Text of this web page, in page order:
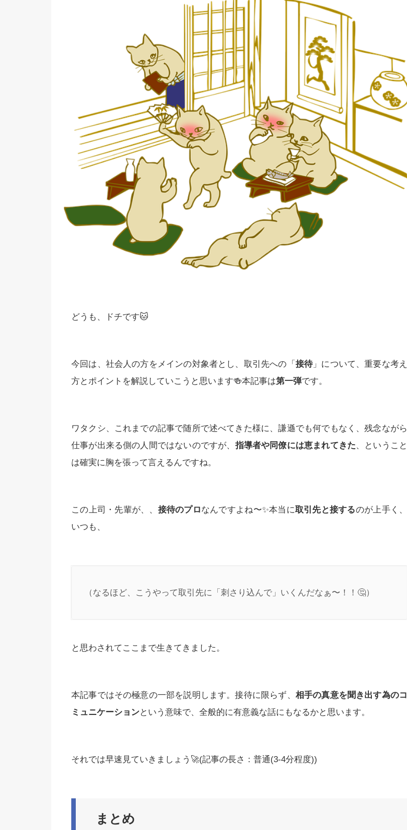
どうも、ドチです🐱
今回は、社会人の方をメインの対象者とし、取引先への「 接待」について、重要な考え
方とポイントを解説していこうと思います🍻本記事は第一弾です。
ワタクシ、これまでの記事で随所で述べてきた様に、謙遜でも何でもなく、残念ながら
仕事が出来る側の人間ではないのですが、 指導者や同僚には恵まれてきた、ということ
は確実に胸を張って言えるんですね。
この上司・先輩が、、 接待のプロなんですよね〜✨本当に取引先と接するのが上手く、
いつも、
（なるほど、こうやって取引先に「刺さり込んで」いくんだなぁ〜！！🤔）
と思わされてここまで生きてきました。
本記事ではその極意の一部を説明します。接待に限らず、 相手の真意を聞き出す為のコ
ミュニケーションという意味で、全般的に有意義な話にもなるかと思います。
それでは早速見ていきましょう🚀(記事の長さ：普通(3-4分程度))
まとめ